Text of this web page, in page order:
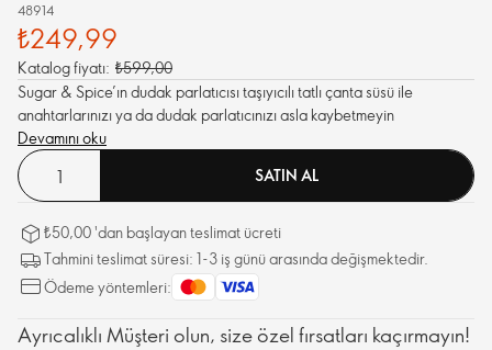
48914
₺249,99
Katalog fiyatı: ₺599,00
Sugar & Spice’ın dudak parlatıcısı taşıyıcılı tatlı çanta süsü ile
anahtarlarınızı ya da dudak parlatıcınızı asla kaybetmeyin
Devamını oku
SATIN AL
₺50,00 'dan başlayan teslimat ücreti
Tahmini teslimat süresi: 1-3 iş günü arasında değişmektedir.
Ödeme yöntemleri:
Ayrıcalıklı Müşteri olun, size özel fırsatları kaçırmayın!